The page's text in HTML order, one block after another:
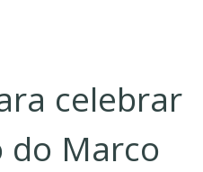
celebrar
do Marco